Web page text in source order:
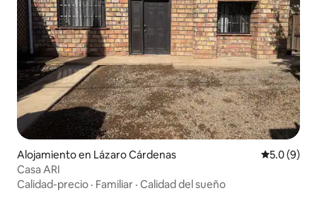
Alojamiento en Lázaro Cárdenas
5.0 (9)
Casa ARI
Calidad-precio · Familiar · Calidad del sueño